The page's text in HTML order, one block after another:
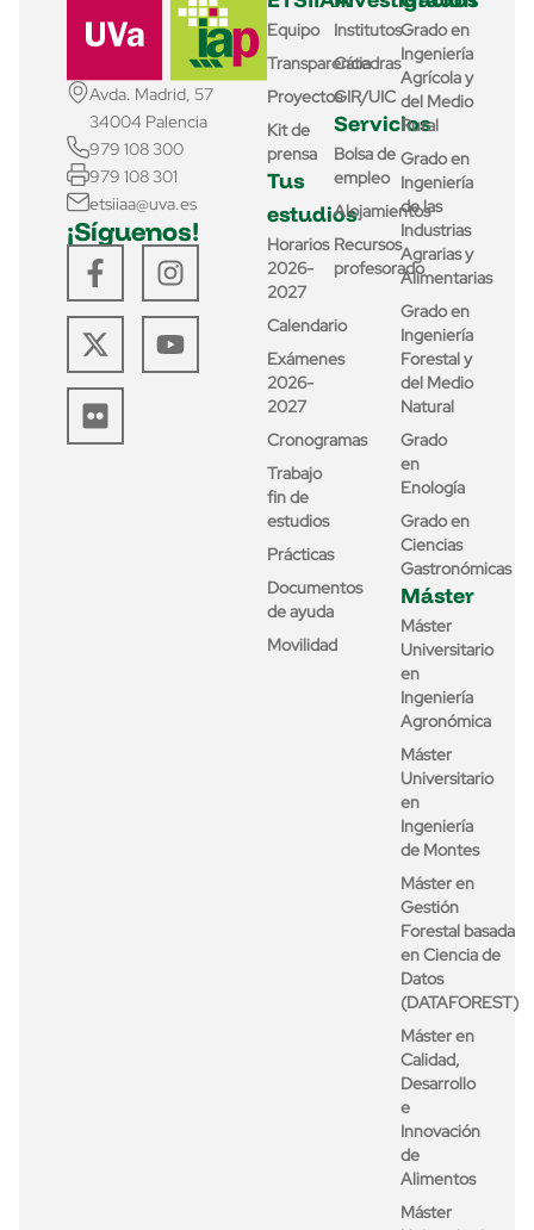
Avda. Madrid, 57
34004 Palencia
979 108 300
979 108 301
etsiiaa@uva.es
¡Síguenos!
Equipo
Transparencia
Proyectos
Kit de
prensa
Tus
estudios
Horarios
2026-
2027
Calendario
Exámenes
2026-
2027
Cronogramas
Trabajo
fin de
estudios
Prácticas
Documentos
de ayuda
Movilidad
Institutos
Cátedras
GIR/UIC
Servicios
Bolsa de
empleo
Alojamientos
Recursos
profesorado
Grado en
Ingeniería
Agrícola y
del Medio
Rural
Grado en
Ingeniería
de las
Industrias
Agrarias y
Alimentarias
Grado en
Ingeniería
Forestal y
del Medio
Natural
Grado
en
Enología
Grado en
Ciencias
Gastronómicas
Máster
Máster
Universitario
en
Ingeniería
Agronómica
Máster
Universitario
en
Ingeniería
de Montes
Máster en
Gestión
Forestal basada
en Ciencia de
Datos
(DATAFOREST)
Máster en
Calidad,
Desarrollo
e
Innovación
de
Alimentos
Máster